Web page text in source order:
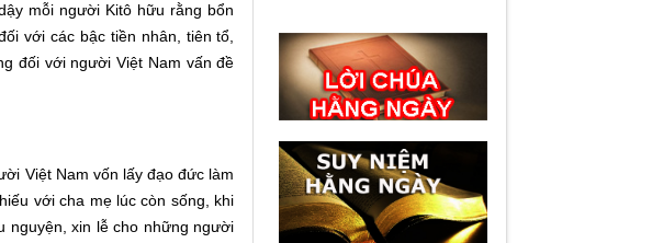
mỗi người Kitô hữu rằng bổn
với các bậc tiền nhân, tiên tổ,
đối với người Việt Nam vấn đề
Việt Nam vốn lấy đạo đức làm
với cha mẹ lúc còn sống, khi
nguyện, xin lễ cho những người